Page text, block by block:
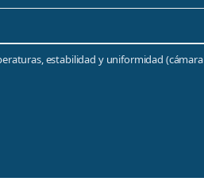
estabilidad y uniformidad (cámara